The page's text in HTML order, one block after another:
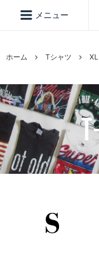
メニュー
ホーム Tシャツ XL